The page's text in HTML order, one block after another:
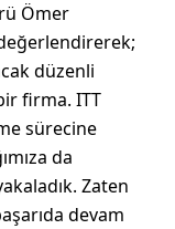
Ömer
düzenli
firma. ITT
sürecine
da
Zaten
devam